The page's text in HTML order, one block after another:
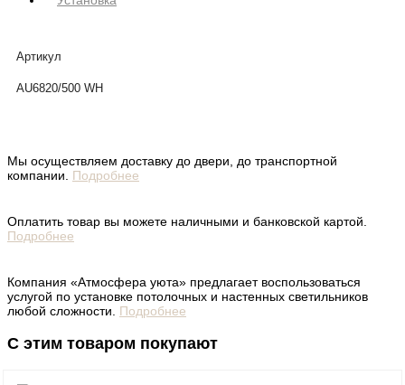
Артикул
AU6820/500 WH
Мы осуществляем доставку до двери, до транспортной
компании. Подробнее
Оплатить товар вы можете наличными и банковской картой.
Подробнее
Компания «Атмосфера уюта» предлагает воспользоваться
услугой по установке потолочных и настенных светильников
любой сложности. Подробнее
С этим товаром покупают